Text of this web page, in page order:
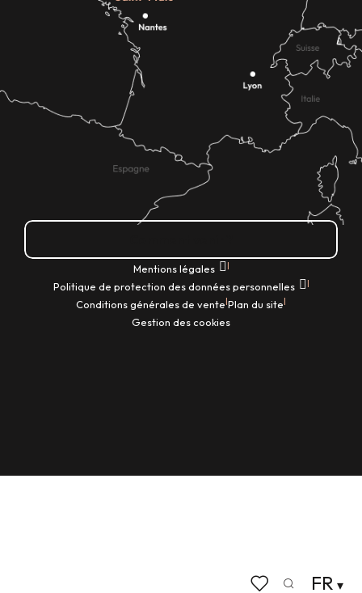
FR
Mentions légales |
Politique de protection des données personnelles |
Conditions générales de vente|Plan du site|
Gestion des cookies